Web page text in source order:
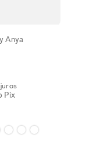
Anya
Pix